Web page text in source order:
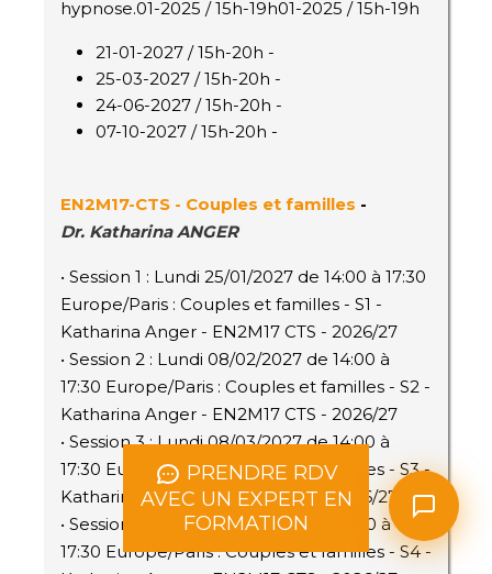
PRENDRE RDV
AVEC UN EXPERT EN
FORMATION
hypnose.01-2025 / 15h-19h01-2025 / 15h-19h
21-01-2027 / 15h-20h -
25-03-2027 / 15h-20h -
24-06-2027 / 15h-20h -
07-10-2027 / 15h-20h -
EN2M17-CTS - Couples et familles -
Dr. Katharina ANGER
• Session 1 : Lundi 25/01/2027 de 14:00 à 17:30
Europe/Paris : Couples et familles - S1 -
Katharina Anger - EN2M17 CTS - 2026/27
• Session 2 : Lundi 08/02/2027 de 14:00 à
17:30 Europe/Paris : Couples et familles - S2 -
Katharina Anger - EN2M17 CTS - 2026/27
• Session 3 : Lundi 08/03/2027 de 14:00 à
17:30 Europe/Paris : Couples et familles - S3 -
Katharina Anger - EN2M17 CTS - 2026/27
• Session 4 : Lundi 05/04/2027 de 14:00 à
17:30 Europe/Paris : Couples et familles - S4 -